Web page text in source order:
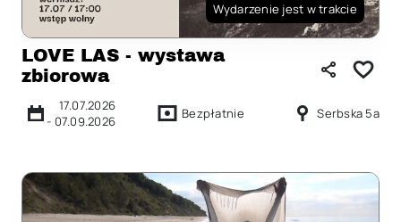
Wydarzenie jest w trakcie
LOVE LAS - wystawa
zbiorowa
17.07.2026
- 07.09.2026 Bezpłatnie Serbska 5a